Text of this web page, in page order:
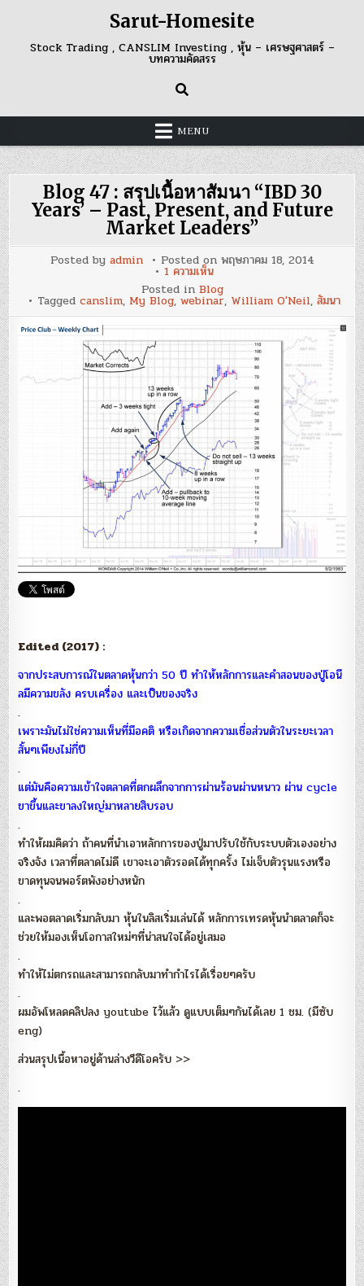
content
Sarut-Homesite
Stock Trading , CANSLIM Investing , หุ้น – เศรษฐศาสตร์ –
บทความคัดสรร
MENU
Blog 47 : สรุปเนื้อหาสัมนา “IBD 30
Years’ – Past, Present, and Future
Market Leaders”
Posted by admin Posted on พฤษภาคม 18, 2014
1 ความเห็นบน
47
:
สรุป
หาสั
มนา
“IBD
30
Years’
–
Past,
Present,
and
Future
Market
Leaders”
Posted in Blog
Tagged canslim, My Blog, webinar, William O'Neil, สัมนา
Edited (2017) :
จากประสบการณ์ในตลาดหุ้นกว่า 50 ปี ทำให้หลักการและคำสอนของปู่โอนี
ลมีความขลัง ครบเครื่อง และเป็นของจริง
.
เพราะมันไม่ใช่ความเห็นที่มีอคติ หรือเกิดจากความเชื่อส่วนตัวในระยะเวลา
สั้นๆเพียงไม่กี่ปี
.
แต่มันคือความเข้าใจตลาดที่ตกผลึกจากการผ่านร้อนผ่านหนาว ผ่าน cycle
ขาขึ้นและขาลงใหญ่มาหลายสิบรอบ
.
ทำให้ผมคิดว่า ถ้าคนที่นำเอาหลักการของปู่มาปรับใช้กับระบบตัวเองอย่าง
จริงจัง เวลาที่ตลาดไม่ดี เขาจะเอาตัวรอดได้ทุกครั้ง ไม่เจ็บตัวรุนแรงหรือ
ขาดทุนจนพอร์ตพังอย่างหนัก
.
และพอตลาดเริ่มกลับมา หุ้นในลิสเริ่มเล่นได้ หลักการเทรดหุ้นนำตลาดก็จะ
ช่วยให้มองเห็นโอกาสใหม่ๆที่น่าสนใจได้อยู่เสมอ
.
ทำให้ไม่ตกรถและสามารถกลับมาทำกำไรได้เรื่อยๆครับ
.
ผมอัพโหลดคลิปลง youtube ไว้แล้ว ดูแบบเต็มๆกันได้เลย 1 ชม. (มีซับ
eng)
ส่วนสรุปเนื้อหาอยู่ด้านล่างวีดีโอครับ >>
.